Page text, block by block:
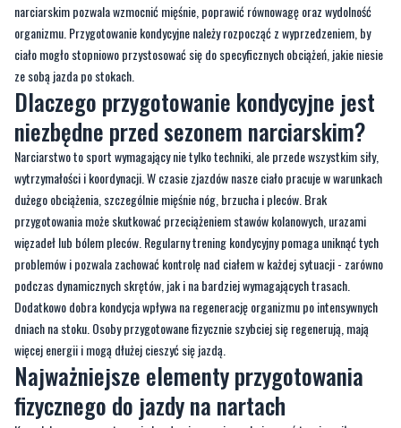
ze sobą jazda po stokach.
Dlaczego przygotowanie kondycyjne jest
niezbędne przed sezonem narciarskim?
Narciarstwo to sport wymagający nie tylko techniki, ale przede wszystkim siły,
wytrzymałości i koordynacji. W czasie zjazdów nasze ciało pracuje w warunkach
dużego obciążenia, szczególnie mięśnie nóg, brzucha i pleców. Brak
przygotowania może skutkować przeciążeniem stawów kolanowych, urazami
więzadeł lub bólem pleców. Regularny trening kondycyjny pomaga uniknąć tych
problemów i pozwala zachować kontrolę nad ciałem w każdej sytuacji - zarówno
podczas dynamicznych skrętów, jak i na bardziej wymagających trasach.
Dodatkowo dobra kondycja wpływa na regenerację organizmu po intensywnych
dniach na stoku. Osoby przygotowane fizycznie szybciej się regenerują, mają
więcej energii i mogą dłużej cieszyć się jazdą.
Najważniejsze elementy przygotowania
fizycznego do jazdy na nartach
Kompleksowe przygotowanie kondycyjne powinno obejmować trening siłowy,
wydolnościowy oraz ćwiczenia równoważne. Każdy z tych elementów odgrywa
istotną rolę w utrzymaniu stabilności i płynności ruchu podczas jazdy.